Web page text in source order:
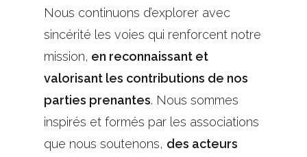
Nous continuons d’explorer avec
sincérité les voies qui renforcent notre
mission, en reconnaissant et
valorisant les contributions de nos
parties prenantes. Nous sommes
inspirés et formés par les associations
que nous soutenons, des acteurs